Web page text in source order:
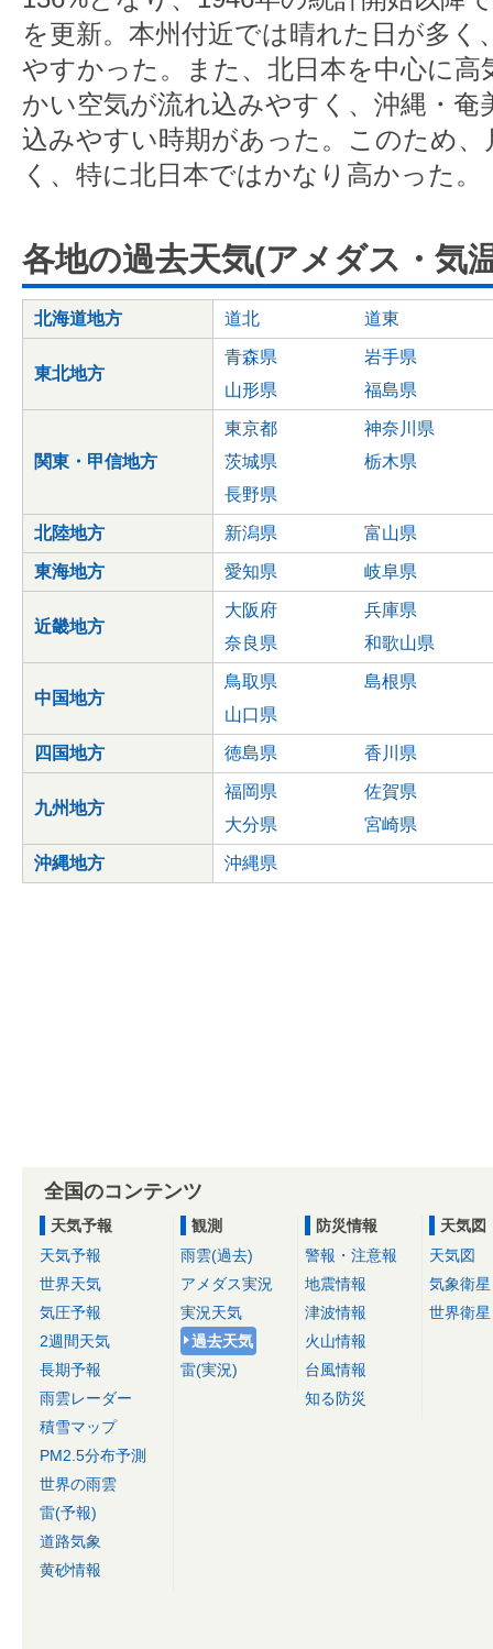
を更新。本州付近では晴れた日が多く
やすかった。また、北日本を中心に高
かい空気が流れ込みやすく、沖縄・
込みやすい時期があった。このため、
く、特に北日本ではかなり高かった。
各地の過去天気(アメダス・気
北海道地方 道北 道東
東北地方
青森県
岩手県
山形県
福島県
関東・甲信地方
東京都
神奈川県
茨城県
栃木県
長野県
北陸地方 新潟県 富山県
東海地方 愛知県 岐阜県
近畿地方
大阪府
兵庫県
奈良県
和歌山県
中国地方
鳥取県
島根県
山口県
四国地方 徳島県 香川県
九州地方
福岡県
佐賀県
大分県
宮崎県
沖縄地方 沖縄県
全国のコンテンツ
天気予報
天気予報
世界天気
気圧予報
2週間天気
長期予報
雨雲レーダー
積雪マップ
PM2.5分布予測
世界の雨雲
雷(予報)
道路気象
黄砂情報
観測
雨雲(過去)
アメダス実況
実況天気
過去天気
雷(実況)
防災情報
警報・注意報
地震情報
津波情報
火山情報
台風情報
知る防災
天気図
天気図
気象衛星
世界衛星